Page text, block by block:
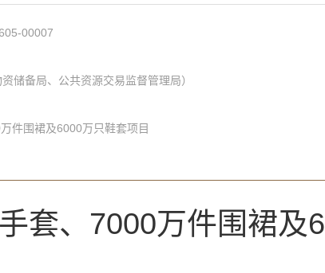
00007
储备局、公共资源交易监督管理局）
件围裙及6000万只鞋套项目
套、7000万件围裙及